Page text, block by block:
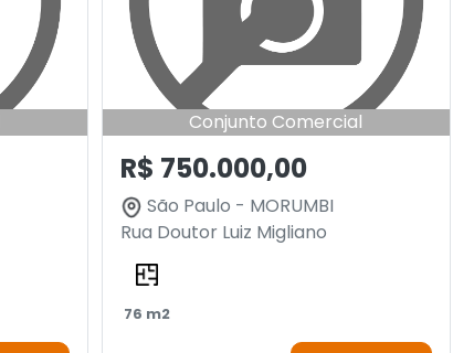
Conjunto Comercial
R$ 750.000,00
São Paulo - MORUMBI
Rua Doutor Luiz Migliano
76 m2